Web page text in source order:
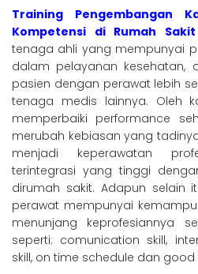
Training Pengembangan
Kompetensi di Rumah Sakit
tenaga ahli yang mempunyai
dalam pelayanan kesehatan,
pasien dengan perawat lebih
tenaga medis lainnya. Oleh
memperbaiki performance
merubah kebiasan yang
menjadi keperawatan
terintegrasi yang tinggi
dirumah sakit. Adapun selain
perawat mempunyai
menunjang keprofesiannya
seperti: comunication skill,
skill, on time schedule dan